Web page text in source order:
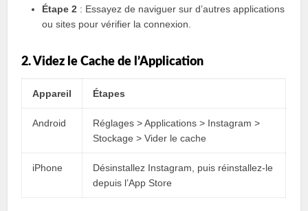
Étape 2 : Essayez de naviguer sur d’autres applications
ou sites pour vérifier la connexion.
2. Videz le Cache de l’Application
Appareil Étapes
Android
Réglages > Applications > Instagram >
Stockage > Vider le cache
iPhone
Désinstallez Instagram, puis réinstallez-le
depuis l’App Store